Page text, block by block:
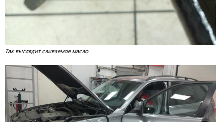
Так выглядит сливаемое масло